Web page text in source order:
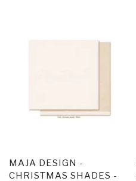
MAJA DESIGN -
CHRISTMAS SHADES -